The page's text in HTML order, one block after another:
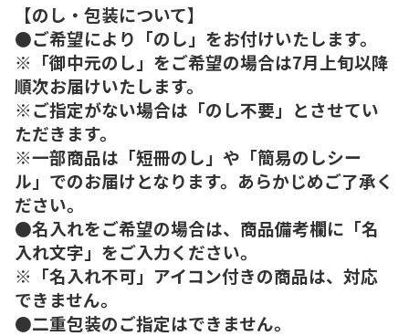
【のし・包装について】
●ご希望により「のし」をお付けいたします。
※「御中元のし」をご希望の場合は7月上旬以降
順次お届けいたします。
※ご指定がない場合は「のし不要」とさせてい
ただきます。
※一部商品は「短冊のし」や「簡易のしシー
ル」でのお届けとなります。あらかじめご了承く
ださい。
●名入れをご希望の場合は、商品備考欄に「名
入れ文字」をご入力ください。
※「名入れ不可」アイコン付きの商品は、対応
できません。
●二重包装のご指定はできません。